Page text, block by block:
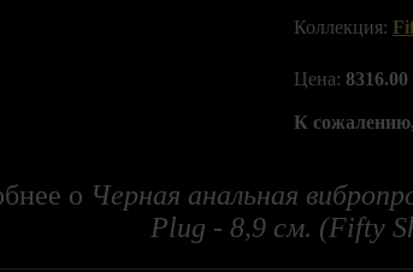
Коллекция:
Цена: 8316.00
К сожалению,
о Черная анальная
Plug - 8,9 см. (Fifty